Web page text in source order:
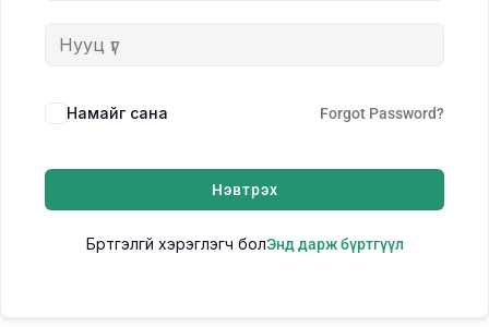
Намайг сана Forgot Password?
Нэвтрэх
Бүртгэлгүй хэрэглэгч болЭнд дарж бүртгүүл